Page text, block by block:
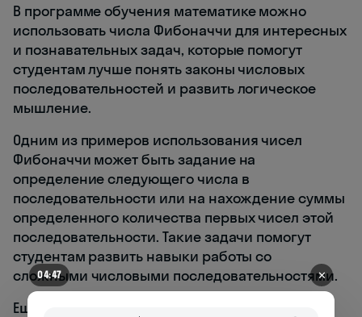
В программе обучения математике можно
использовать числа Фибоначчи для интересных
и познавательных задач, которые помогут
студентам лучше понять законы числовых
последовательностей и развить логическое
мышление.
Одним из примеров использования чисел
Фибоначчи может быть задание на
определение следующего числа в
последовательности или на нахождение суммы
определенного количества первых чисел этой
последовательности. Такие задачи помогут
студентам развить навыки работы со
сложными числовыми последовательностями.
Еще одним примером может быть задача на
04:44 ✕